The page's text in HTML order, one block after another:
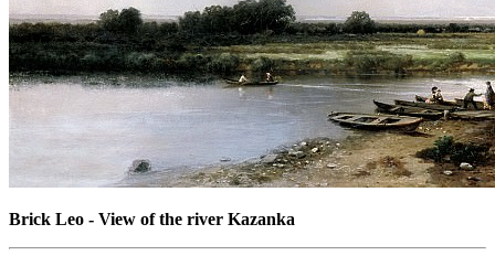
Brick Leo - View of the river Kazanka